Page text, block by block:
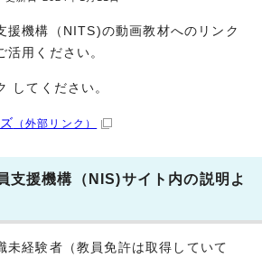
援機構（NITS)の動画教材へのリンク
活用ください。
してください。
（外部リンク）
支援機構（NIS)サイト内の説明よ
未経験者（教員免許は取得していて